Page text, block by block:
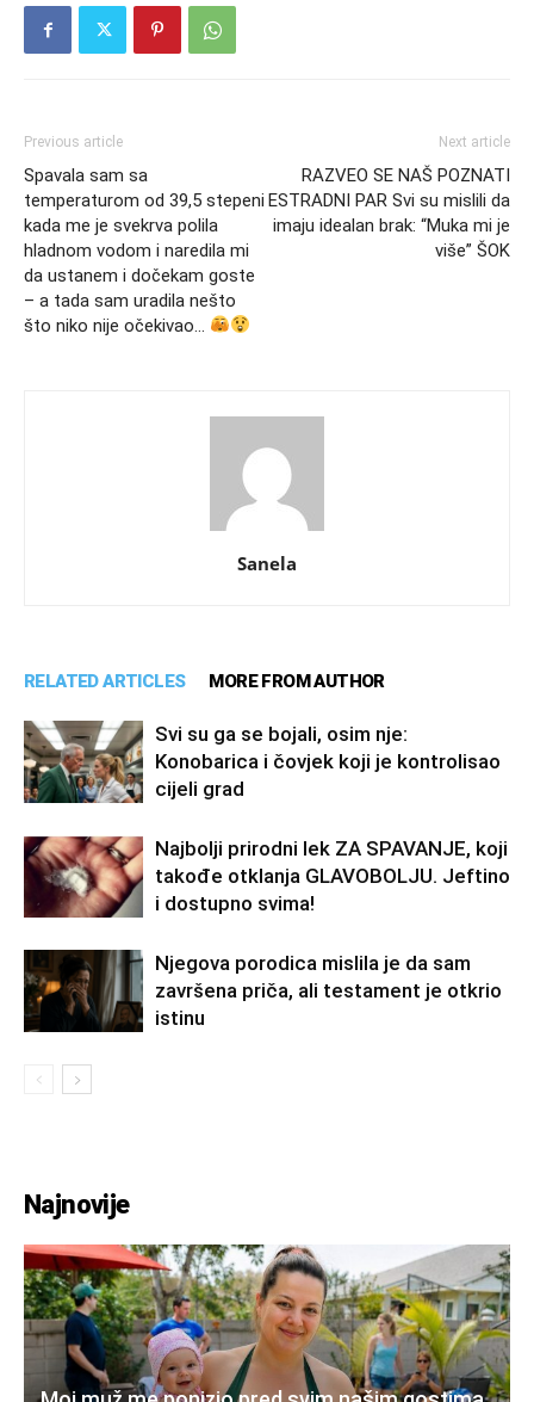
Previous article
Spavala sam sa
temperaturom od 39,5 stepeni
kada me je svekrva polila
hladnom vodom i naredila mi
da ustanem i dočekam goste
– a tada sam uradila nešto
što niko nije očekivao…
Next article
RAZVEO SE NAŠ POZNATI
ESTRADNI PAR Svi su mislili da
imaju idealan brak: “Muka mi je
više” ŠOK
Sanela
RELATED ARTICLES MORE FROM AUTHOR
Svi su ga se bojali, osim nje:
Konobarica i čovjek koji je kontrolisao
cijeli grad
Najbolji prirodni lek ZA SPAVANJE, koji
takođe otklanja GLAVOBOLJU. Jeftino
i dostupno svima!
Njegova porodica mislila je da sam
završena priča, ali testament je otkrio
istinu
Najnovije